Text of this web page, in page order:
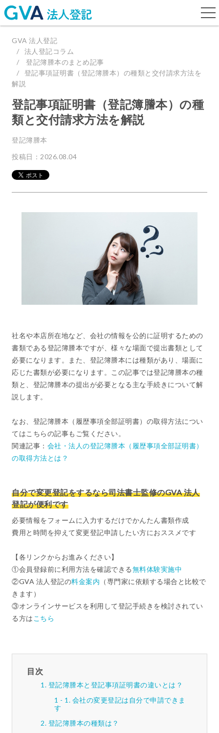
GVA 法人登記
法人登記コラム
登記簿謄本のまとめ記事
登記事項証明書（登記簿謄本）の種類と交付請求方法を
解説
登記事項証明書（登記簿謄本）の種
類と交付請求方法を解説
登記簿謄本
投稿日：2026.08.04
社名や本店所在地など、会社の情報を公的に証明するための
書類である登記簿謄本ですが、様々な場面で提出書類として
必要になります。また、登記簿謄本には種類があり、場面に
応じた書類が必要になります。この記事では登記簿謄本の種
類と、登記簿謄本の提出が必要となる主な手続きについて解
説します。
なお、登記簿謄本（履歴事項全部証明書）の取得方法につい
てはこちらの記事もご覧ください。
関連記事： 会社・法人の登記簿謄本（履歴事項全部証明書）
の取得方法とは？
自分で変更登記をするなら司法書士監修のGVA 法人
登記が便利です
必要情報をフォームに入力するだけでかんたん書類作成
費用と時間を抑えて変更登記申請したい方におススメです
【各リンクからお進みください】
①会員登録前に利用方法を確認できる無料体験実施中
②GVA 法人登記の料金案内 （専門家に依頼する場合と比較で
きます）
③オンラインサービスを利用して登記手続きを検討されてい
る方は こちら
目次
登記簿謄本と登記事項証明書の違いとは？
会社の変更登記は自分で申請できま
す
登記簿謄本の種類は？